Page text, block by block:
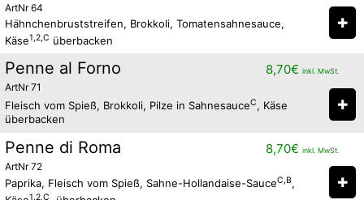
ArtNr 64
Hähnchenbruststreifen, Brokkoli, Tomatensahnesauce,
Käse1,2,C überbacken
✚
Penne al Forno
ArtNr 71
8,70€ inkl. MwSt.
Fleisch vom Spieß, Brokkoli, Pilze in SahnesauceC, Käse
überbacken
✚
Penne di Roma
ArtNr 72
8,70€ inkl. MwSt.
Paprika, Fleisch vom Spieß, Sahne-Hollandaise-SauceC,B,
1,2,C
✚